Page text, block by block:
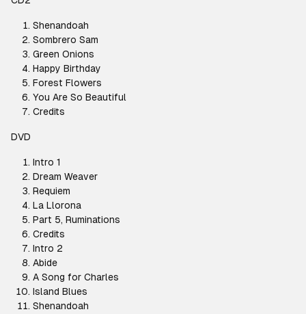
Shenandoah
Sombrero Sam
Green Onions
Happy Birthday
Forest Flowers
You Are So Beautiful
Credits
DVD
Intro 1
Dream Weaver
Requiem
La Llorona
Part 5, Ruminations
Credits
Intro 2
Abide
A Song for Charles
Island Blues
Shenandoah